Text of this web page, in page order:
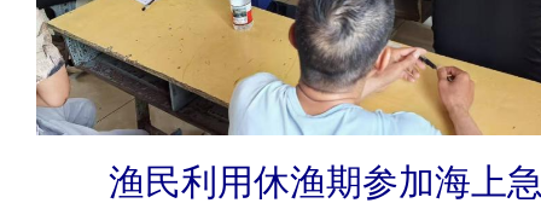
渔民利用休渔期参加海上